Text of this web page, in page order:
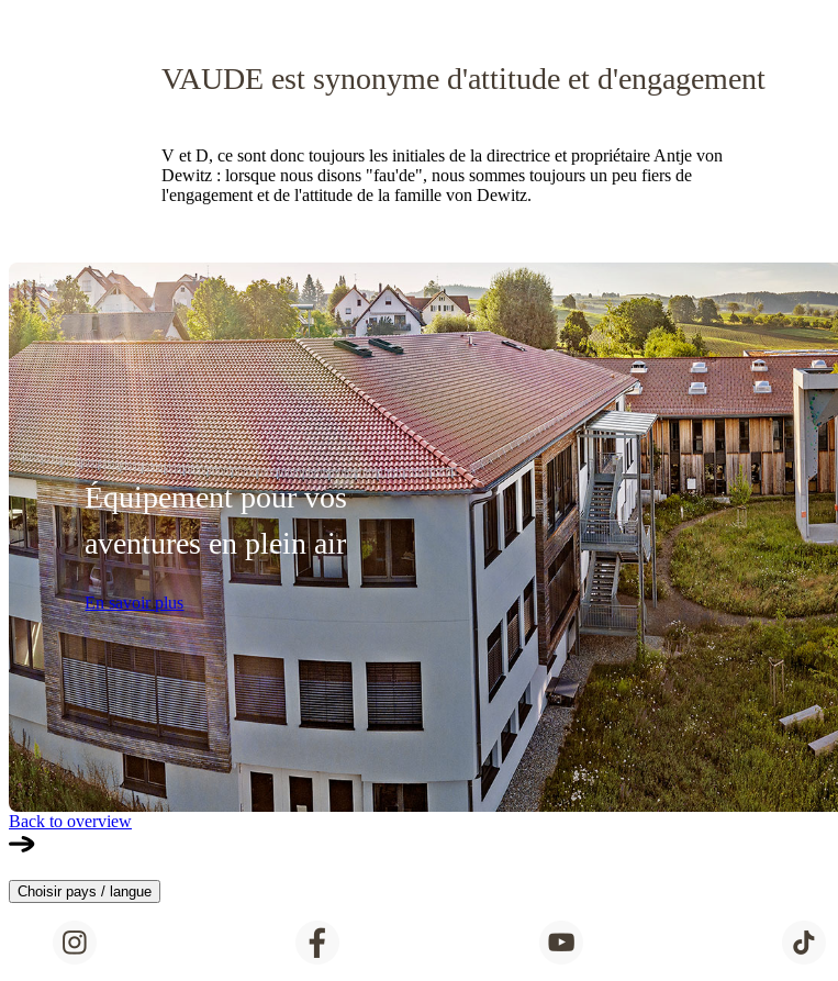
VAUDE est synonyme d'attitude et d'engagement
V et D, ce sont donc toujours les initiales de la directrice et propriétaire Antje von
Dewitz : lorsque nous disons "fau'de", nous sommes toujours un peu fiers de
l'engagement et de l'attitude de la famille von Dewitz.
Équipement pour vos
aventures en plein air
En savoir plus
Back to overview
Choisir pays / langue